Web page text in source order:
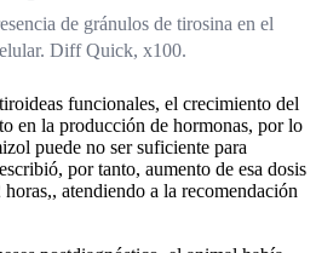
de gránulos de tirosina en el
Diff Quick, x100.
funcionales, el crecimiento del
en la producción de hormonas, por lo
puede no ser suficiente para
por tanto, aumento de esa dosis
atendiendo a la recomendación